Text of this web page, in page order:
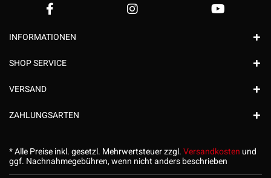
INFORMATIONEN
SHOP SERVICE
VERSAND
ZAHLUNGSARTEN
* Alle Preise inkl. gesetzl. Mehrwertsteuer zzgl.Versandkosten und
ggf. Nachnahmegebühren, wenn nicht anders beschrieben